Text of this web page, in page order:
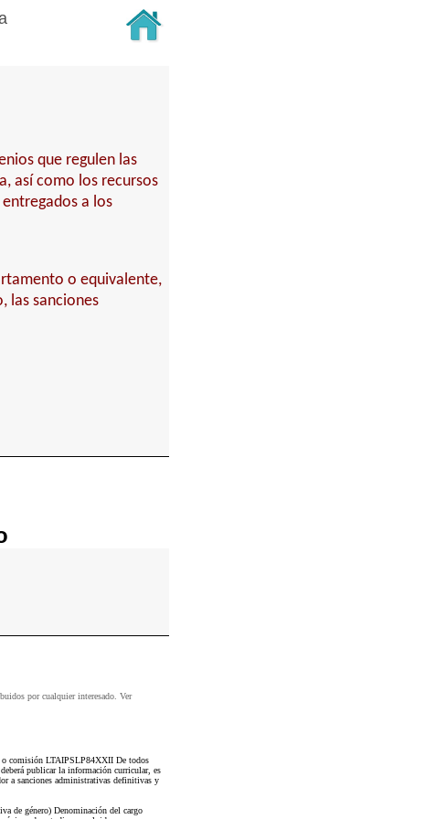
que regulen las
así como los recursos
a los
o equivalente,
las sanciones
por cualquier interesado. Ver
o comisión LTAIPSLP84XXII De todos
publicar la información curricular, es
a sanciones administrativas definitivas y
de género) Denominación del cargo